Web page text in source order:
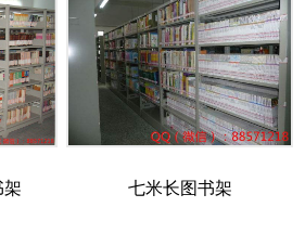
架 七米长图书架